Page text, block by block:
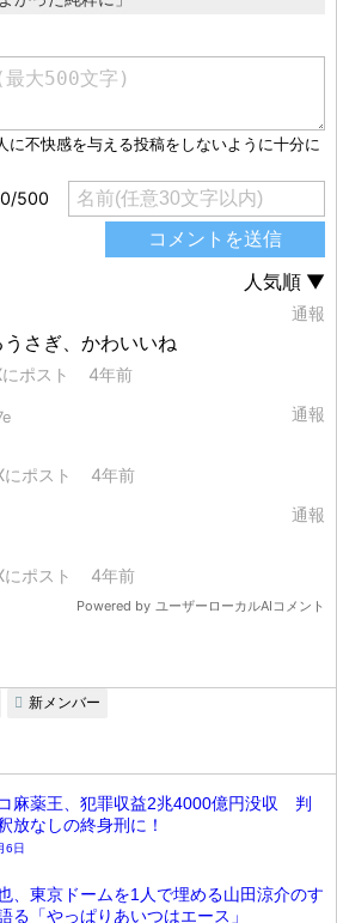
新メンバー
麻薬王、犯罪収益2兆4000億円没収 判
放なしの終身刑に！
6日
、東京ドームを1人で埋める山田涼介のす
る「やっぱりあいつはエース」